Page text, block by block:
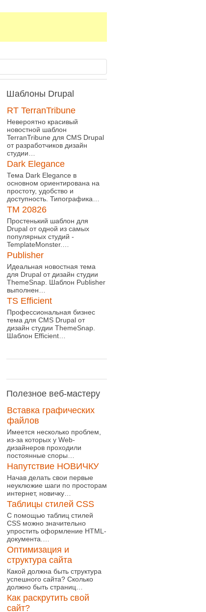
Шаблоны Drupal
RT TerranTribune
Невероятно красивый
новостной шаблон
TerranTribune для CMS Drupal
от разработчиков дизайн
студии…
Dark Elegance
Тема Dark Elegance в
основном ориентирована на
простоту, удобство и
доступность. Типографика…
TM 20826
Простенький шаблон для
Drupal от одной из самых
популярных студий -
TemplateMonster.…
Publisher
Идеальная новостная тема
для Drupal от дизайн студии
ThemeSnap. Шаблон Publisher
выполнен…
TS Efficient
Профессиональная бизнес
тема для CMS Drupal от
дизайн студии ThemeSnap.
Шаблон Efficient…
Полезное веб-мастеру
Вставка графических
файлов
Имеется несколько проблем,
из-за которых у Web-
дизайнеров проходили
постоянные споры…
Напутствие НОВИЧКУ
Начав делать свои первые
неуклюжие шаги по просторам
интернет, новичку…
Таблицы стилей CSS
С помощью таблиц стилей
CSS можно значительно
упростить оформление HTML-
документа.…
Оптимизация и
структура сайта
Какой должна быть структура
успешного сайта? Сколько
должно быть страниц…
Как раскрутить свой
сайт?